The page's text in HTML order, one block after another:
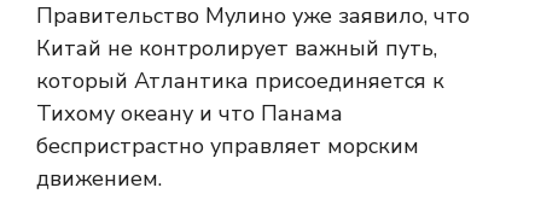
Правительство Мулино уже заявило, что
Китай не контролирует важный путь,
который Атлантика присоединяется к
Тихому океану и что Панама
беспристрастно управляет морским
движением.